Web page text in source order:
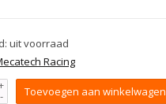
uit voorraad
Racing
- Toevoegen aan winkelwagen